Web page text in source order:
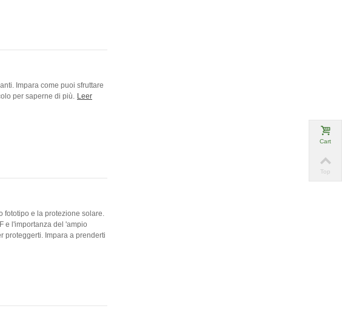
Impara come puoi sfruttare
per saperne di più. Leer
e la protezione solare.
e l'importanza del 'ampio
proteggerti. Impara a prenderti
Cart
Top